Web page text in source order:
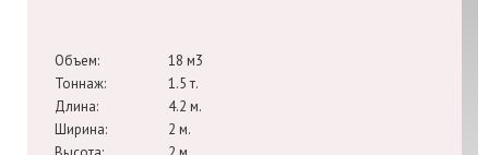
Объем:
18 м3
Тоннаж:
1.5 т.
Длина:
4.2 м.
Ширина:
2 м.